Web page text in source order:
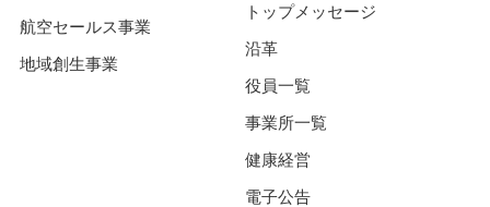
航空セールス事業
地域創生事業
トップメッセージ
沿革
役員一覧
事業所一覧
健康経営
電子公告